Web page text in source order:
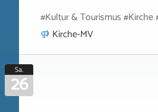
#Kultur & Tourismus #Kirche
Kirche-MV
Sa.
26